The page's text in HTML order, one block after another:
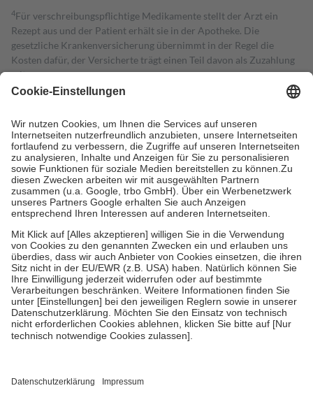
4Für verschreibungspflichtige Medikamente stellt der Arzt ein
Rezept aus und der Patient erhält sie in der Apotheke. Die
gesetzliche Krankenversicherung übernimmt in der Regel die
Kosten dafür, der Versicherte trägt einen Teil davon als Zuzahlung
mit.
Grundsätzlich leisten Mitglieder Zuzahlungen in Höhe von zehn
höchstens zehn Euro.
Es sind jedoch nie mehr als die tatsächlichen
Kosten der Leistung zu entrichten.
Diese Regeln gelten grundsätzlich auch für Online-Apotheken.
Bei Heilmitteln und häuslicher Krankenpflege beträgt die
Zuzahlung zehn Prozent der Kosten sowie zehn Euro je
Verordnung.
Um das Engagement der Versicherten für ihre eigene Gesundheit zu
stärken und die besondere Stellung der Familie zu unterstützen,
fallenkeine Zuzahlungenan bei:
• Kindern und Jugendlichen bis zum vollendeten 18. Lebensjahr
mit Ausnahme der Fahrkosten
• Untersuchungen zur Vorsorge und Früherkennung, die von der
GKV getragen werden
• empfohlenen Schutzimpfungen
• Harn- und Blutteststreifen
getroffen, um sicherzustellen, dass es sich um echte Bewertungen